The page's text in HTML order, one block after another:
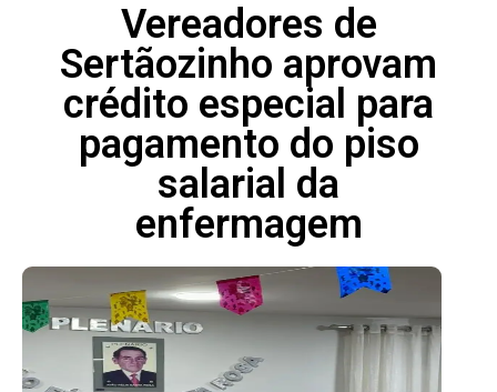
Vereadores de
Sertãozinho aprovam
crédito especial para
pagamento do piso
salarial da
enfermagem